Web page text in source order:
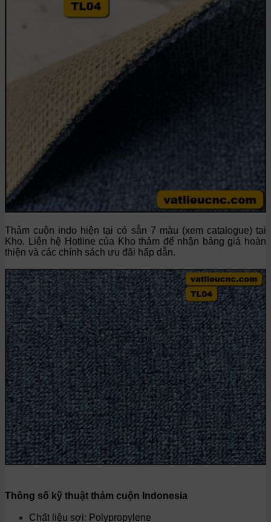
Thảm cuộn indo hiện tại có sẵn 7 màu (xem catalogue) tại
Kho. Liên hệ Hotline của Kho thảm để nhận bảng giá hoàn
thiện và các chính sách ưu đãi hấp dẫn.
Thông số kỹ thuật thảm cuộn Indonesia
Chất liệu sợi: Polypropylene